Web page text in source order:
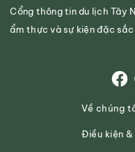
Cổng thông tin du lịch Tây
ẩm thực và sự kiện đặc
Về chúng
Điều kiện